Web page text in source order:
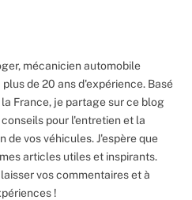
mécanicien automobile
de 20 ans d'expérience. Basé
France, je partage sur ce blog
pour l'entretien et la
de vos véhicules. J'espère que
articles utiles et inspirants.
vos commentaires et à
!